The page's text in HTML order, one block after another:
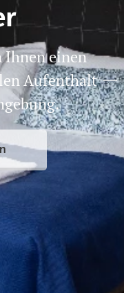
Ihnen einen
Aufenthalt